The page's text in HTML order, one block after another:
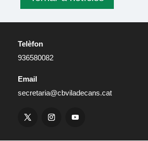
Telèfon
936580082
Email
secretaria@cbviladecans.cat